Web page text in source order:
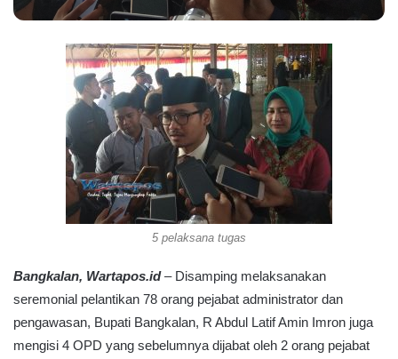
5 pelaksana tugas
Bangkalan, Wartapos.id – Disamping melaksanakan
seremonial pelantikan 78 orang pejabat administrator dan
pengawasan, Bupati Bangkalan, R Abdul Latif Amin Imron juga
mengisi 4 OPD yang sebelumnya dijabat oleh 2 orang pejabat